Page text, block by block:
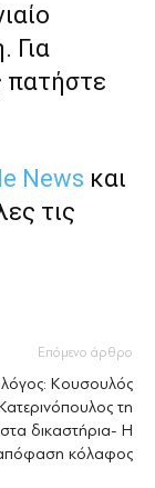
Για
πατήστε
News και
τις
Επόμενο άρθρο
Κουσουλός
τη
δικαστήρια- Η
κόλαφος